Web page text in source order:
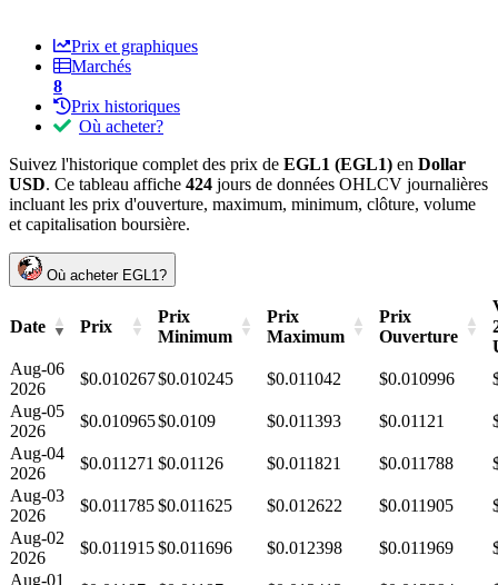
Prix et graphiques
Marchés
8
Prix historiques
Où acheter?
Suivez l'historique complet des prix de EGL1 (EGL1) en Dollar
USD. Ce tableau affiche 424 jours de données OHLCV journalières
incluant les prix d'ouverture, maximum, minimum, clôture, volume
et capitalisation boursière.
Où acheter EGL1?
Date Prix
Prix
Minimum
Prix
Maximum
Prix
Ouverture
Aug-06
2026
$0.010267$0.010245 $0.011042 $0.010996
Aug-05
2026
$0.010965$0.0109 $0.011393 $0.01121
Aug-04
2026
$0.011271 $0.01126 $0.011821 $0.011788
Aug-03
2026
$0.011785$0.011625 $0.012622 $0.011905
Aug-02
2026
$0.011915$0.011696 $0.012398 $0.011969
Aug-01